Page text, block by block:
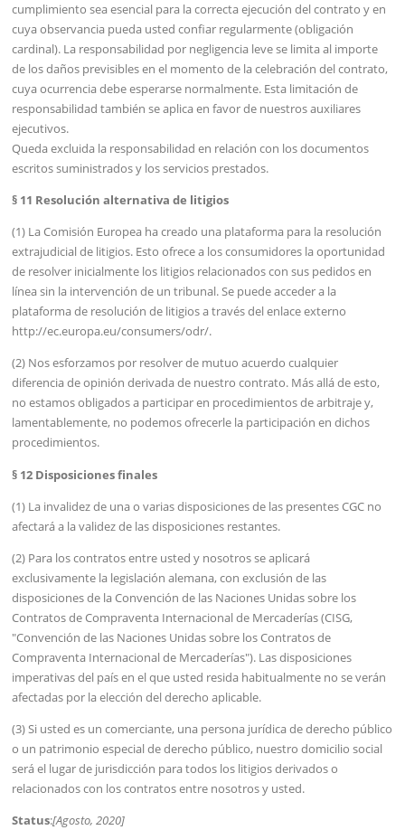
cumplimiento sea esencial para la correcta ejecución del contrato y en
cuya observancia pueda usted confiar regularmente (obligación
cardinal). La responsabilidad por negligencia leve se limita al importe
de los daños previsibles en el momento de la celebración del contrato,
cuya ocurrencia debe esperarse normalmente. Esta limitación de
responsabilidad también se aplica en favor de nuestros auxiliares
ejecutivos.
Queda excluida la responsabilidad en relación con los documentos
escritos suministrados y los servicios prestados.
§ 11 Resolución alternativa de litigios
(1) La Comisión Europea ha creado una plataforma para la resolución
extrajudicial de litigios. Esto ofrece a los consumidores la oportunidad
de resolver inicialmente los litigios relacionados con sus pedidos en
línea sin la intervención de un tribunal. Se puede acceder a la
plataforma de resolución de litigios a través del enlace externo
http://ec.europa.eu/consumers/odr/.
(2) Nos esforzamos por resolver de mutuo acuerdo cualquier
diferencia de opinión derivada de nuestro contrato. Más allá de esto,
no estamos obligados a participar en procedimientos de arbitraje y,
lamentablemente, no podemos ofrecerle la participación en dichos
procedimientos.
§ 12 Disposiciones finales
(1) La invalidez de una o varias disposiciones de las presentes CGC no
afectará a la validez de las disposiciones restantes.
(2) Para los contratos entre usted y nosotros se aplicará
exclusivamente la legislación alemana, con exclusión de las
disposiciones de la Convención de las Naciones Unidas sobre los
Contratos de Compraventa Internacional de Mercaderías (CISG,
"Convención de las Naciones Unidas sobre los Contratos de
Compraventa Internacional de Mercaderías"). Las disposiciones
imperativas del país en el que usted resida habitualmente no se verán
afectadas por la elección del derecho aplicable.
(3) Si usted es un comerciante, una persona jurídica de derecho público
o un patrimonio especial de derecho público, nuestro domicilio social
será el lugar de jurisdicción para todos los litigios derivados o
relacionados con los contratos entre nosotros y usted.
Status:[Agosto, 2020]